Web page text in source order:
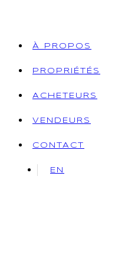
À PROPOS
PROPRIÉTÉS
ACHETEURS
VENDEURS
CONTACT
EN